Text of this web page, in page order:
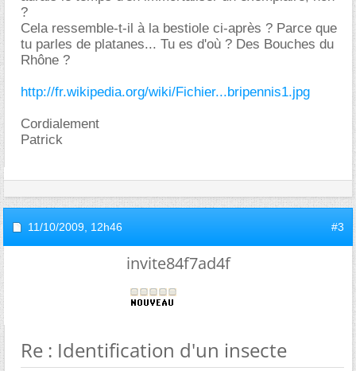
?
Cela ressemble-t-il à la bestiole ci-après ? Parce que
tu parles de platanes... Tu es d'où ? Des Bouches du
Rhône ?
http://fr.wikipedia.org/wiki/Fichier...bripennis1.jpg
Cordialement
Patrick
11/10/2009, 12h46 #3
invite84f7ad4f
Re : Identification d'un insecte